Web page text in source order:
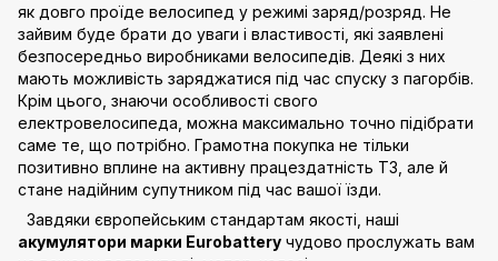
як довго проїде велосипед у режимі заряд/розряд. Не
зайвим буде брати до уваги і властивості, які заявлені
безпосередньо виробниками велосипедів. Деякі з них
мають можливість заряджатися під час спуску з пагорбів.
Крім цього, знаючи особливості свого
електровелосипеда, можна максимально точно підібрати
саме те, що потрібно. Грамотна покупка не тільки
позитивно вплине на активну працездатність ТЗ, але й
стане надійним супутником під час вашої їзди.
Завдяки європейським стандартам якості, наші
акумулятори марки Eurobattery чудово прослужать вам